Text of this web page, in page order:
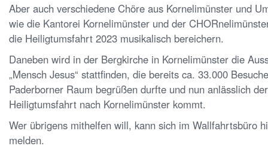
Aber auch verschiedene Chöre aus Kornelimünster und
wie die Kantorei Kornelimünster und der
die Heiligtumsfahrt 2023 musikalisch bereichern.
Daneben wird in der Bergkirche in Kornelimünster die
„Mensch Jesus“ stattfinden, die bereits ca. 33.000
Paderborner Raum begrüßen durfte und nun anlässlich der
Heiligtumsfahrt nach Kornelimünster kommt.
Wer übrigens mithelfen will, kann sich im Wallfahrtsbüro
melden.